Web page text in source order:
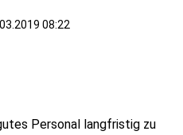
08:22
Personal langfristig zu